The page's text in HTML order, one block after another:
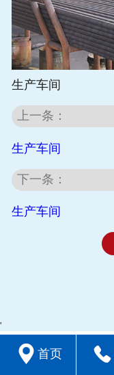
生产车间
上一条：
生产车间
下一条：
生产车间
'
 首页 